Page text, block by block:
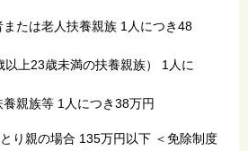
たは老人扶養親族 1人につき48
以上23歳未満の扶養親族） 1人に
親族等 1人につき38万円
り親の場合 135万円以下 ＜免除制度